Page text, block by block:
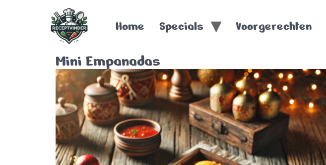
Home Specials Voorgerechten
Mini Empanadas